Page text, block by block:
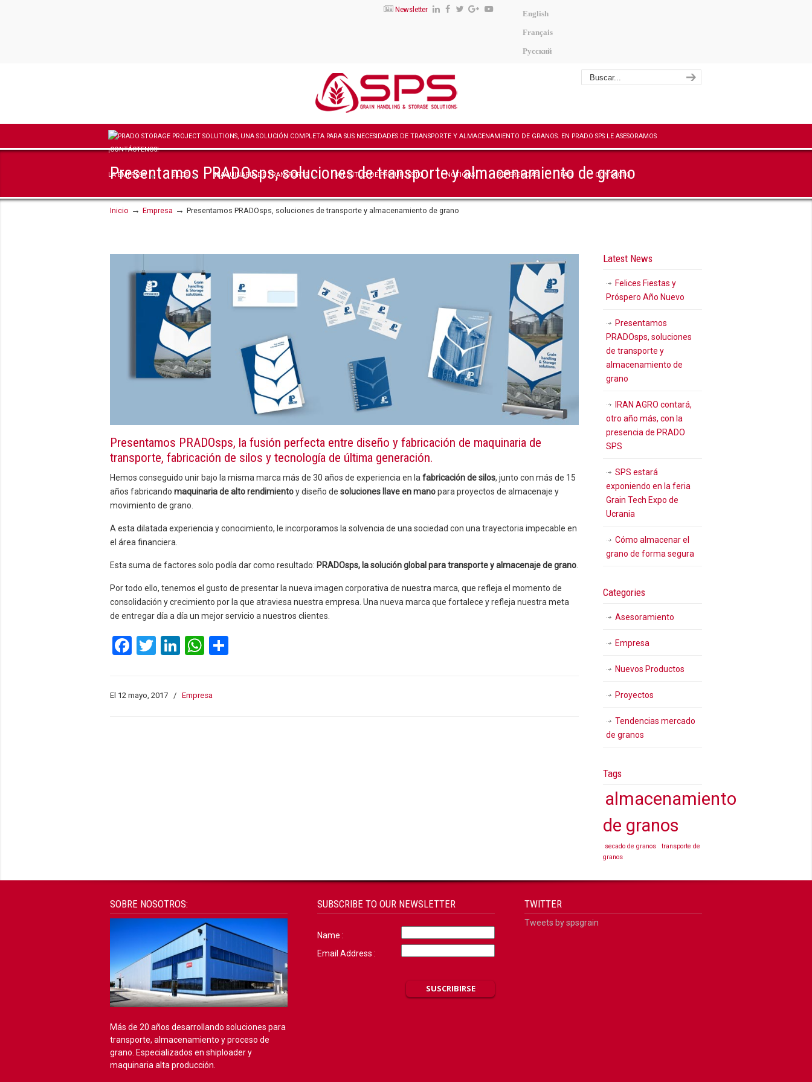
Newsletter English
Français
Русский
LA EMPRESA SILOS MAQUINARIA DE TRANSPORTE SOLICITUD DE PRESUPUESTO NOTICIAS REFERENCIAS FAQ CONTACTO
Presentamos PRADOsps, soluciones de transporte y almacenamiento de grano
Inicio → Empresa → Presentamos PRADOsps, soluciones de transporte y almacenamiento de grano
Presentamos PRADOsps, la fusión perfecta entre diseño y fabricación de maquinaria de
transporte, fabricación de silos y tecnología de última generación.
Hemos conseguido unir bajo la misma marca más de 30 años de experiencia en la fabricación de silos, junto con más de 15
años fabricando maquinaria de alto rendimientoy diseño de soluciones llave en manopara proyectos de almacenaje y
movimiento de grano.
A esta dilatada experiencia y conocimiento, le incorporamos la solvencia de una sociedad con una trayectoria impecable en
el área financiera.
Esta suma de factores solo podía dar como resultado: PRADOsps, la solución global para transporte y almacenaje de grano
Por todo ello, tenemos el gusto de presentar la nueva imagen corporativa de nuestra marca, que refleja el momento de
consolidación y crecimiento por la que atraviesa nuestra empresa. Una nueva marca que fortalece y refleja nuestra meta
de entregar día a día un mejor servicio a nuestros clientes.
Facebook
Twitter
LinkedIn
WhatsApp
El 12 mayo, 2017 / Empresa
Latest News
Felices Fiestas y
Próspero Año Nuevo
Presentamos
PRADOsps, soluciones
de transporte y
almacenamiento de
grano
IRAN AGRO contará,
otro año más, con la
presencia de PRADO
SPS
SPS estará
exponiendo en la feria
Grain Tech Expo de
Ucrania
Cómo almacenar el
grano de forma segura
Categories
Asesoramiento
Empresa
Nuevos Productos
Proyectos
Tendencias mercado
de granos
Tags
almacenamiento
de granos
secado de granos
transporte de
granos
SOBRE NOSOTROS:
Más de 20 años desarrollando soluciones para
transporte, almacenamiento y proceso de
grano. Especializados en shiploader y
maquinaria alta producción.
SUBSCRIBE TO OUR NEWSLETTER
Name :
Email Address :
TWITTER
Tweets by spsgrain